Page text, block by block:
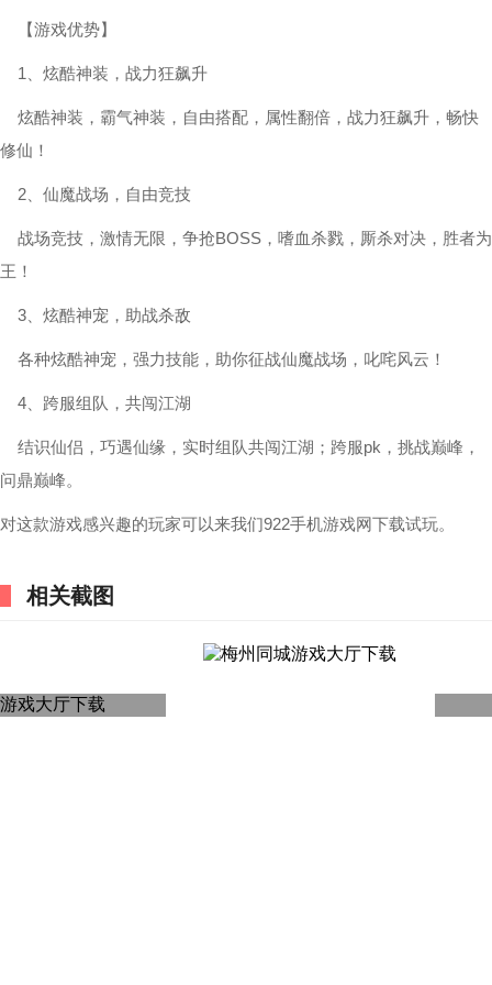
【游戏优势】
1、炫酷神装，战力狂飙升
炫酷神装，霸气神装，自由搭配，属性翻倍，战力狂飙升，畅快
修仙！
2、仙魔战场，自由竞技
战场竞技，激情无限，争抢BOSS，嗜血杀戮，厮杀对决，胜者为
王！
3、炫酷神宠，助战杀敌
各种炫酷神宠，强力技能，助你征战仙魔战场，叱咤风云！
4、跨服组队，共闯江湖
结识仙侣，巧遇仙缘，实时组队共闯江湖；跨服pk，挑战巅峰，
问鼎巅峰。
对这款游戏感兴趣的玩家可以来我们922手机游戏网下载试玩。
相关截图